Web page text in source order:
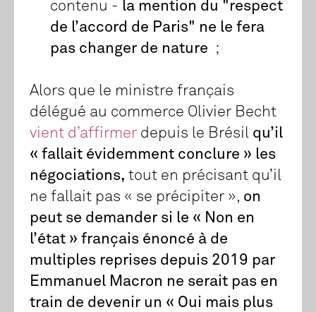
contenu - la mention du "respect
de l’accord de Paris" ne le fera
pas changer de nature ;
Alors que le ministre français
délégué au commerce Olivier Becht
vient d’affirmer depuis le Brésil qu’il
« fallait évidemment conclure » les
négociations, tout en précisant qu’il
ne fallait pas « se précipiter », on
peut se demander si le « Non en
l’état » français énoncé à de
multiples reprises depuis 2019 par
Emmanuel Macron ne serait pas en
train de devenir un « Oui mais plus